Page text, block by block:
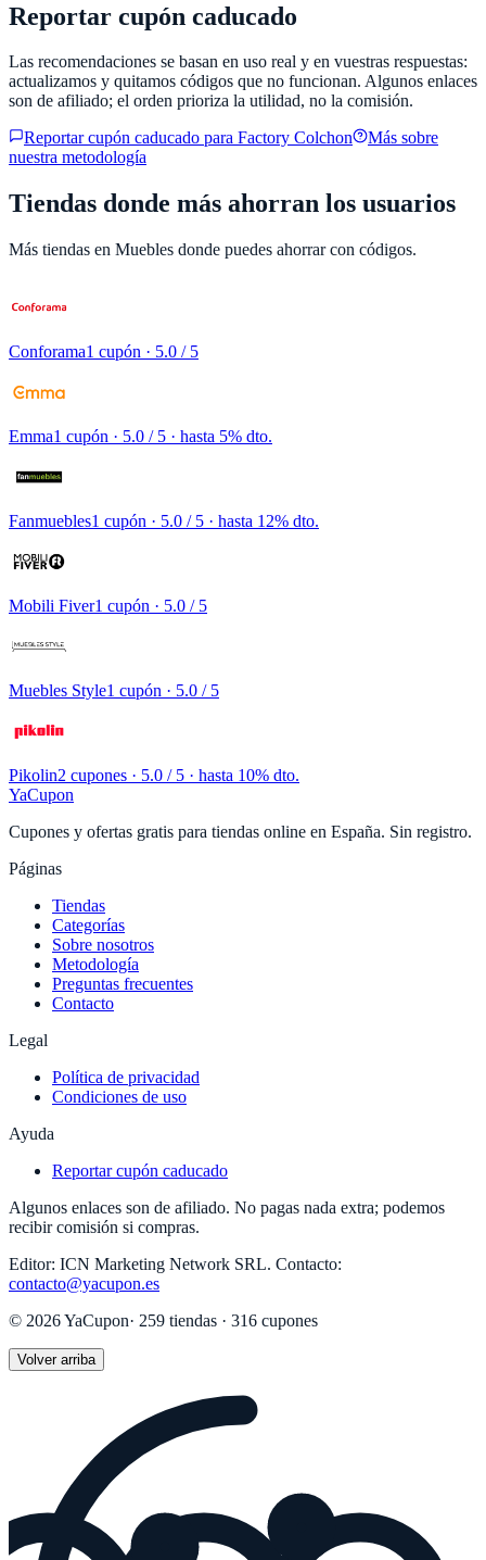
Reportar cupón caducado
Las recomendaciones se basan en uso real y en vuestras respuestas:
actualizamos y quitamos códigos que no funcionan. Algunos enlaces
son de afiliado; el orden prioriza la utilidad, no la comisión.
Reportar cupón caducado para Factory Colchon
Más sobre
nuestra metodología
Tiendas donde más ahorran los usuarios
Más tiendas en Muebles donde puedes ahorrar con códigos.
Conforama1 cupón · 5.0 / 5
Emma1 cupón · 5.0 / 5 · hasta 5% dto.
Fanmuebles1 cupón · 5.0 / 5 · hasta 12% dto.
Mobili Fiver1 cupón · 5.0 / 5
Muebles Style1 cupón · 5.0 / 5
Pikolin2 cupones · 5.0 / 5 · hasta 10% dto.
YaCupon
Cupones y ofertas gratis para tiendas online en España. Sin registro.
Páginas
Tiendas
Categorías
Sobre nosotros
Metodología
Preguntas frecuentes
Contacto
Legal
Política de privacidad
Condiciones de uso
Ayuda
Reportar cupón caducado
Algunos enlaces son de afiliado. No pagas nada extra; podemos
recibir comisión si compras.
Editor: ICN Marketing Network SRL. Contacto:
contacto@yacupon.es
© 2026YaCupon· 259 tiendas · 316 cupones
Volver arriba